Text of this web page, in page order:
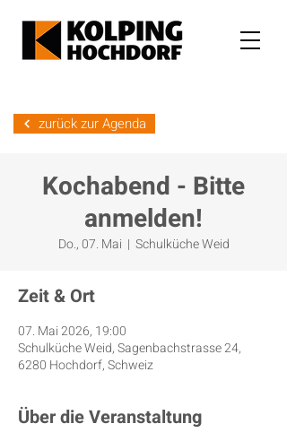
zurück zur Agenda
Kochabend - Bitte
anmelden!
Do., 07. Mai
  |
Schulküche Weid
Zeit & Ort
07. Mai 2026, 19:00
Schulküche Weid, Sagenbachstrasse 24,
6280 Hochdorf, Schweiz
Über die Veranstaltung